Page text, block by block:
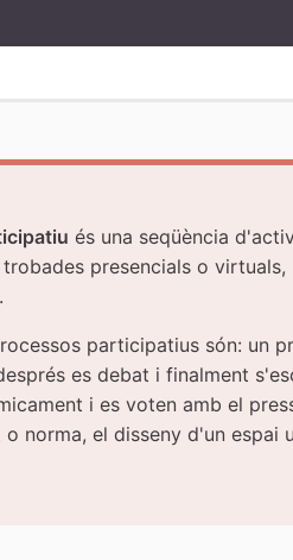
és una seqüència
presencials o
participatius són: un
es debat i finalment
i es voten amb el
o norma, el disseny d'un